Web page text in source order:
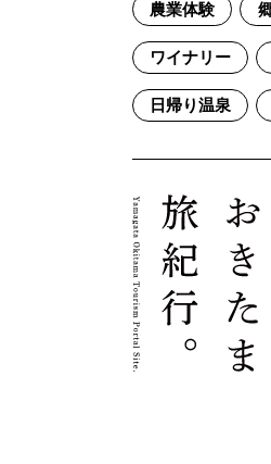
農業体験
ワイナリー
日帰り温泉